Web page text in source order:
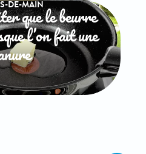
DE-MAIN
que le beurre
l’on fait une